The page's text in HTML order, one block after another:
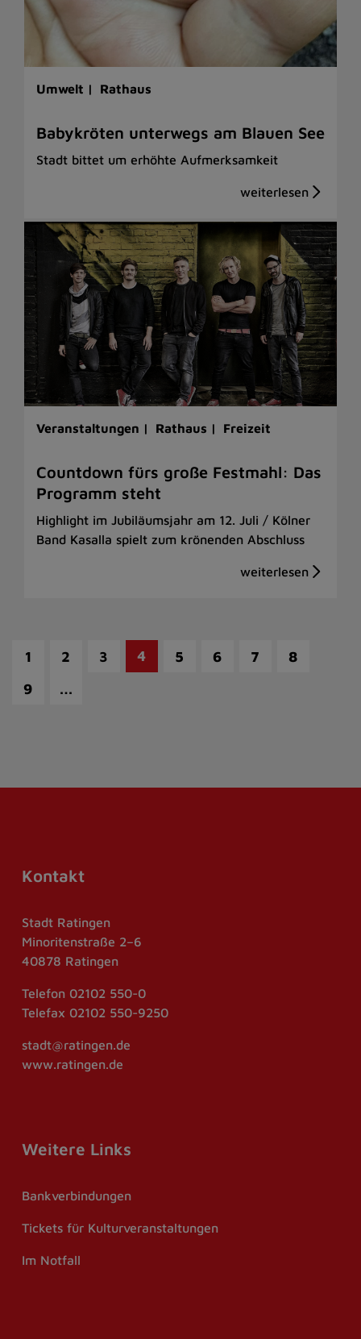
Umwelt | Rathaus
Babykröten unterwegs am Blauen See
Stadt bittet um erhöhte Aufmerksamkeit
Veranstaltungen | Rathaus | Freizeit
Countdown fürs große Festmahl: Das
Programm steht
Highlight im Jubiläumsjahr am 12. Juli / Kölner
Band Kasalla spielt zum krönenden Abschluss
1 2 3 4 5 6 7
8
9
…
Kontakt
Stadt Ratingen
Minoritenstraße 2–6
40878 Ratingen
Telefon 02102 550-0
Telefax 02102 550-9250
stadt@ratingen.de
www.ratingen.de
Weitere Links
Bankverbindungen
Tickets für Kulturveranstaltungen
Im Notfall